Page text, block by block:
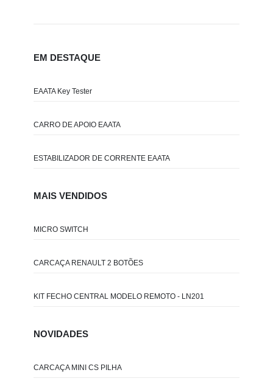
EM DESTAQUE
EAATA Key Tester
CARRO DE APOIO EAATA
ESTABILIZADOR DE CORRENTE EAATA
MAIS VENDIDOS
MICRO SWITCH
CARCAÇA RENAULT 2 BOTÕES
KIT FECHO CENTRAL MODELO REMOTO - LN201
NOVIDADES
CARCAÇA MINI CS PILHA